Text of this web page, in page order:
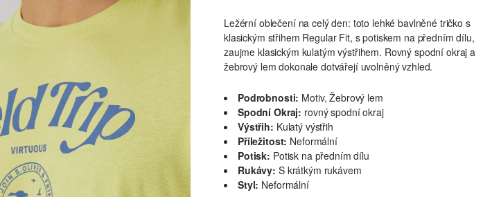
Ležérní oblečení na celý den: toto lehké bavlněné tričko s
klasickým střihem Regular Fit, s potiskem na předním dílu,
zaujme klasickým kulatým výstřihem. Rovný spodní okraj a
žebrový lem dokonale dotvářejí uvolněný vzhled.
Podrobnosti: Motiv, Žebrový lem
Spodní Okraj: rovný spodní okraj
Výstřih: Kulatý výstřih
Příležitost: Neformální
Potisk: Potisk na předním dílu
Rukávy: S krátkým rukávem
Styl: Neformální